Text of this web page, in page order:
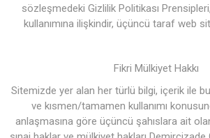
sözleşmedeki Gizlilik Politikası
kullanımına ilişkindir, üçüncü taraf web
Fikri Mülkiyet Hakkı
Sitemizde yer alan her türlü bilgi, içerik ile
ve kısmen/tamamen kullanımı
anlaşmasına göre üçüncü şahıslara ait